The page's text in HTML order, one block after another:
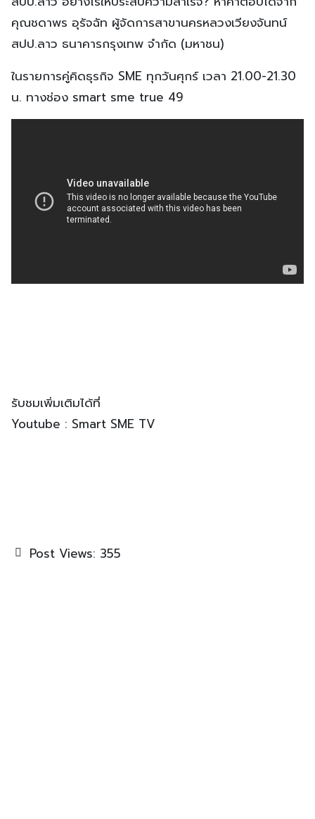
คุณชดาพร อุรัจฉัท ผู้จัดการสาขานครหลวงเวียงจันทน์
สปป.ลาว ธนาคารกรุงเทพ จำกัด (มหาชน)
ในรายการคู่คิดธุรกิจ SME ทุกวันศุกร์ เวลา 21.00-21.30
น. ทางช่อง smart sme true 49
รับชมเพิ่มเติมได้ที่
Youtube : Smart SME TV
Post Views: 355